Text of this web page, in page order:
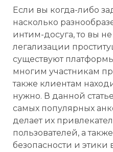
Если вы когда-либо
насколько
интим-досуга, то вы
легализации
существуют
многим участникам
также клиентам
нужно. В данной
самых популярных
делает их
пользователей, а
безопасности и этики